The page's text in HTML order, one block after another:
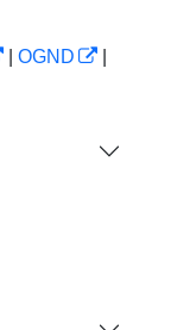
OGND